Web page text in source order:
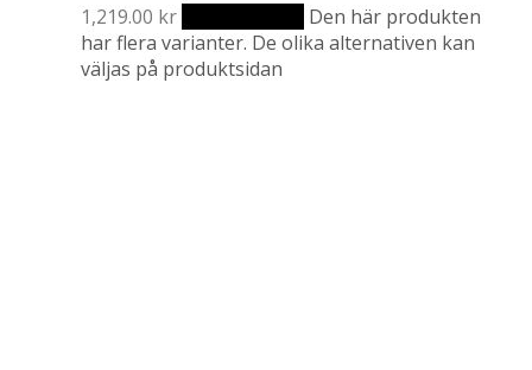
1,219.00 kr
Den här produkten
har flera varianter. De olika alternativen kan
väljas på produktsidan